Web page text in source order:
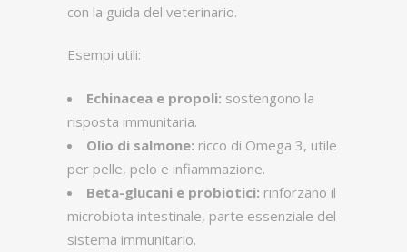
con la guida del veterinario.
Esempi utili:
Echinacea e propoli: sostengono la
risposta immunitaria.
Olio di salmone: ricco di Omega 3, utile
per pelle, pelo e infiammazione.
Beta-glucani e probiotici: rinforzano il
microbiota intestinale, parte essenziale del
sistema immunitario.